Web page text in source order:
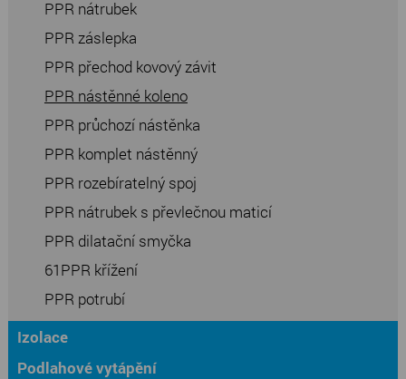
PPR nátrubek
PPR záslepka
PPR přechod kovový závit
PPR nástěnné koleno
PPR průchozí nástěnka
PPR komplet nástěnný
PPR rozebíratelný spoj
PPR nátrubek s převlečnou maticí
PPR dilatační smyčka
61PPR křížení
PPR potrubí
Izolace
Podlahové vytápění